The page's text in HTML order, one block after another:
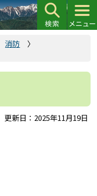
消防
更新日：2025年11月19日